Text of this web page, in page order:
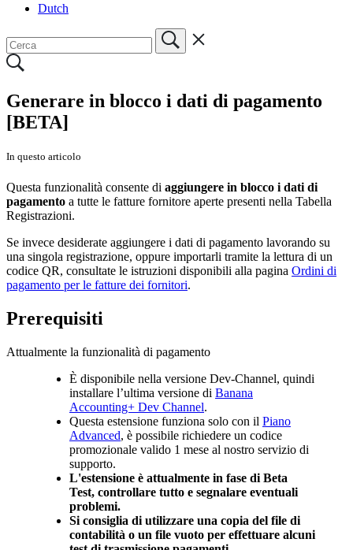
Dutch
Generare in blocco i dati di pagamento
[BETA]
In questo articolo
Questa funzionalità consente di aggiungere in blocco i dati di
pagamento a tutte le fatture fornitore aperte presenti nella Tabella
Registrazioni.
Se invece desiderate aggiungere i dati di pagamento lavorando su
una singola registrazione, oppure importarli tramite la lettura di un
codice QR, consultate le istruzioni disponibili alla pagina Ordini di
pagamento per le fatture dei fornitori.
Prerequisiti
Attualmente la funzionalità di pagamento
È disponibile nella versione Dev-Channel, quindi
installare l’ultima versione di Banana
Accounting+ Dev Channel.
Questa estensione funziona solo con il Piano
Advanced, è possibile richiedere un codice
promozionale valido 1 mese al nostro servizio di
supporto.
L'estensione è attualmente in fase di Beta
Test, controllare tutto e segnalare eventuali
problemi.
Si consiglia di utilizzare una copia del file di
contabilità o un file vuoto per effettuare alcuni